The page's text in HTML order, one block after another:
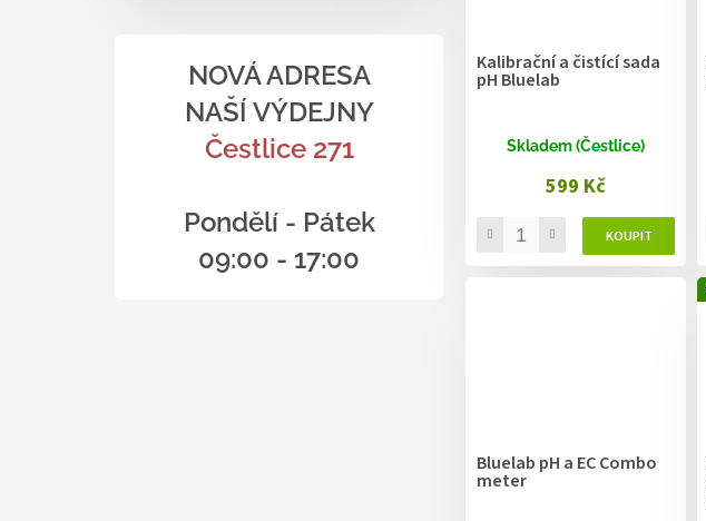
NOVÁ ADRESA
NAŠÍ VÝDEJNY
Čestlice 271
Pondělí - Pátek
09:00 - 17:00
Kalibrační a čistící sada
pH Bluelab
Skladem (Čestlice)
599 Kč
Bluelab pH a EC Combo
meter